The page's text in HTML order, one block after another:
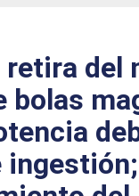
del
bolas
ingestión;